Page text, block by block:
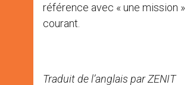
référence avec « une mission
courant.
Traduit de l’anglais par ZENIT